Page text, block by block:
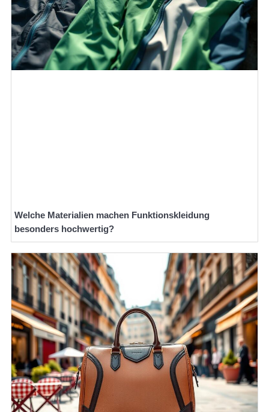
Welche Materialien machen Funktionskleidung
besonders hochwertig?